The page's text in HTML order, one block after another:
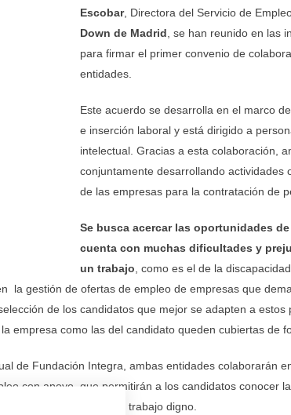
Escobar, Directora del Servicio de
Down de Madrid , se han reunido en las
para firmar el primer convenio de
entidades.
Este acuerdo se desarrolla en el marco
e inserción laboral y está dirigido a
intelectual. Gracias a esta colaboración,
conjuntamente desarrollando actividades
de las empresas para la contratación de
Se busca acercar las oportunidades
cuenta con muchas dificultades y
un trabajo , como es el de la
la gestión de ofertas de empleo de empresas que
de los candidatos que mejor se adapten a
empresa como las del candidato queden cubiertas de
de Fundación Integra, ambas entidades colaborarán
con apoyo, que permitirán a los candidatos conocer
efectiva a un puesto de trabajo digno.